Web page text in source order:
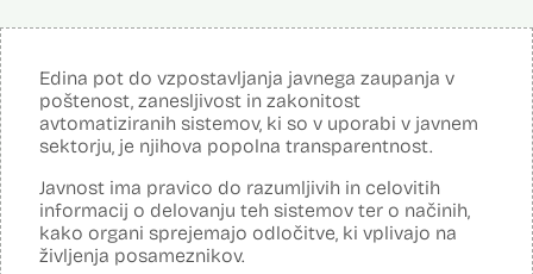
Edina pot do vzpostavljanja javnega zaupanja v
poštenost, zanesljivost in zakonitost
avtomatiziranih sistemov, ki so v uporabi v javnem
sektorju, je njihova popolna transparentnost.
Javnost ima pravico do razumljivih in celovitih
informacij o delovanju teh sistemov ter o načinih,
kako organi sprejemajo odločitve, ki vplivajo na
življenja posameznikov.